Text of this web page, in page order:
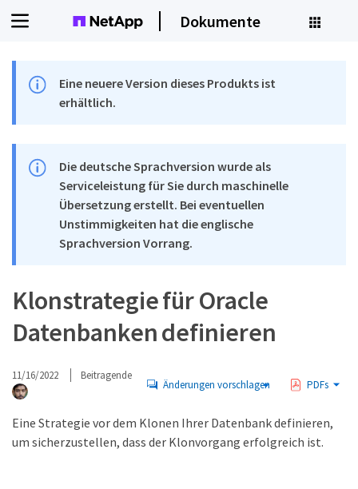
Dokumente
Eine neuere Version dieses Produkts ist
erhältlich.
Die deutsche Sprachversion wurde als
Serviceleistung für Sie durch maschinelle
Übersetzung erstellt. Bei eventuellen
Unstimmigkeiten hat die englische
Sprachversion Vorrang.
Klonstrategie für Oracle
Datenbanken definieren
11/16/2022 Beitragende
Änderungen vorschlagen PDFs
Eine Strategie vor dem Klonen Ihrer Datenbank definieren,
um sicherzustellen, dass der Klonvorgang erfolgreich ist.